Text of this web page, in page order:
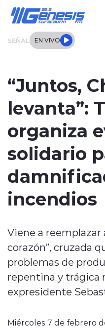
SEÑAL EN VIVO
Regional
Tendencias
Internacional
Entrevistas
modo claro
“Juntos,
levanta”:
organiza
solidario
incendios
Viene a reemplazar
corazón”, cruzada
problemas de
repentina y trágica
expresidente
Miércoles 7 de febrero